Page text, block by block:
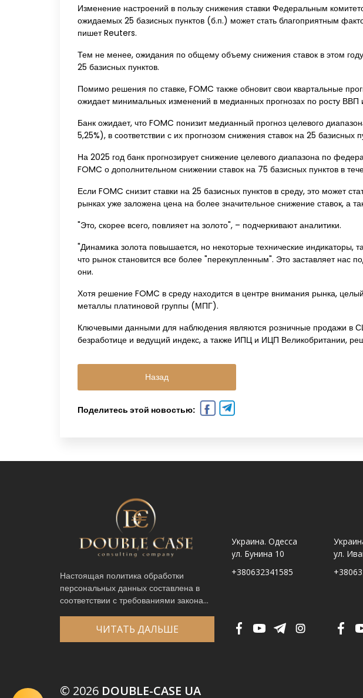
Изменение настроений в пользу снижения ставки Федеральным
ожидаемых 25 базисных пунктов (б.п.) может стать благоприятным
пишет Reuters.
Тем не менее, ожидания по общему объему снижения ставок в этом
25 базисных пунктов.
Помимо решения по ставке, FOMC также обновит свои квартальные
ожидает минимальных изменений в медианных прогнозах по росту ВВП
Банк ожидает, что FOMC понизит медианный прогноз целевого
5,25%), в соответствии с их прогнозом снижения ставок на 25 базисных
На 2025 год банк прогнозирует снижение целевого диапазона по
FOMC о дополнительном снижении ставок на 75 базисных пунктов в
Если FOMC снизит ставки на 25 базисных пунктов в среду, это может
рынках уже заложена цена на более значительное снижение ставок, а
"Это, скорее всего, повлияет на золото", – подчеркивают аналитики.
"Динамика золота повышается, но некоторые технические индикаторы,
что рынок становится все более "перекупленным". Это заставляет нас
они.
Хотя решение FOMC в среду находится в центре внимания рынка,
металлы платиновой группы (МПГ).
Ключевыми данными для наблюдения являются розничные продажи в
безработице и ведущий индекс, а также ИПЦ и ИЦП Великобритании,
Назад
Поделитесь этой новостью:
Настоящая политика обработки
персональных данных составлена в
соответствии с требованиями закона...
ЧИТАТЬ ДАЛЬШЕ
Украина. Львов ул.
+380632341740
Украина. Львов,
просп. Чорновола 67Г
+380632341780
Украина. Одесса
ул. Бунина 10
+380632341585
ул.
© 2026 DOUBLE-CASE UA
Телефон*
Выберите город*